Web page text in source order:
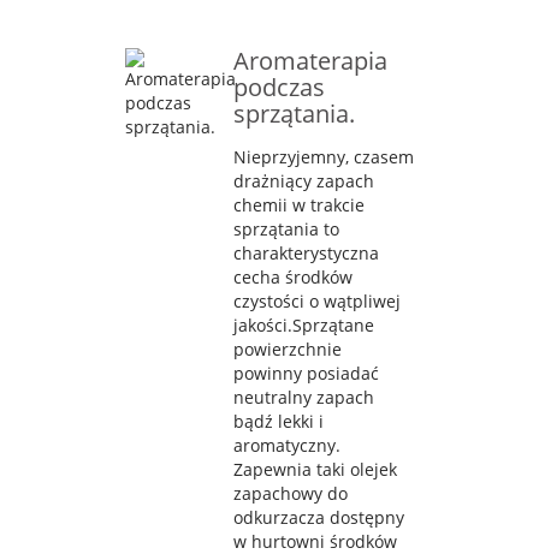
Aromaterapia
podczas
sprzątania.
Nieprzyjemny, czasem
drażniący zapach
chemii w trakcie
sprzątania to
charakterystyczna
cecha środków
czystości o wątpliwej
jakości.Sprzątane
powierzchnie
powinny posiadać
neutralny zapach
bądź lekki i
aromatyczny.
Zapewnia taki olejek
zapachowy do
odkurzacza dostępny
w hurtowni środków